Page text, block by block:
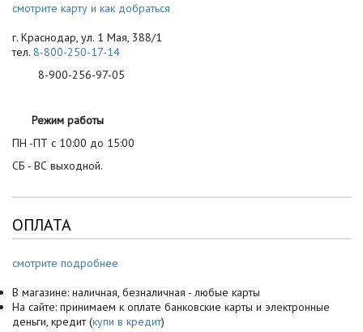
смотрите карту и как добраться
г. Краснодар, ул. 1 Мая, 388/1
тел. 8-800-250-17-14
8-900-256-97-05
Режим работы
ПН -ПТ с 10:00 до 15:00
СБ - ВС выходной.
ОПЛАТА
смотрите подробнее
В магазине: наличная, безналичная - любые карты
На сайте: принимаем к оплате банковские карты и электронные
деньги, кредит (купи в кредит)